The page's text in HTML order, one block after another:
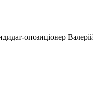
опозиціонер